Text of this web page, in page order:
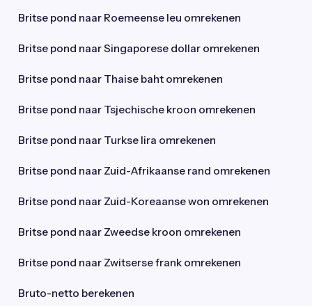
Britse pond naar Roemeense leu omrekenen
Britse pond naar Singaporese dollar omrekenen
Britse pond naar Thaise baht omrekenen
Britse pond naar Tsjechische kroon omrekenen
Britse pond naar Turkse lira omrekenen
Britse pond naar Zuid-Afrikaanse rand omrekenen
Britse pond naar Zuid-Koreaanse won omrekenen
Britse pond naar Zweedse kroon omrekenen
Britse pond naar Zwitserse frank omrekenen
Bruto-netto berekenen